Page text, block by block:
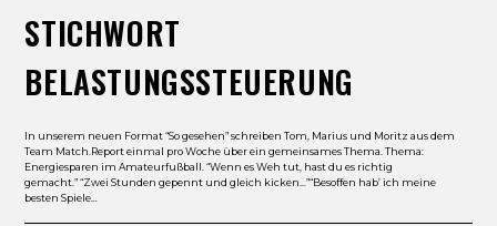
STICHWORT
BELASTUNGSSTEUERUNG
In unserem neuen Format “So gesehen” schreiben Tom, Marius und Moritz aus dem
Team Match.Report einmal pro Woche über ein gemeinsames Thema. Thema:
Energiesparen im Amateurfußball. “Wenn es Weh tut, hast du es richtig
gemacht.” “Zwei Stunden gepennt und gleich kicken…”“Besoffen hab’ ich meine
besten Spiele…